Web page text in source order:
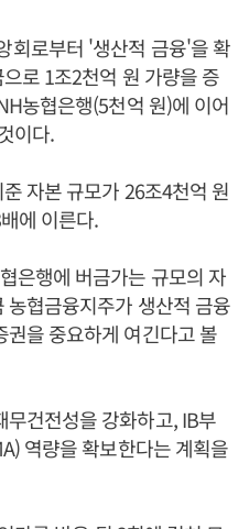
회로부터 '생산적 금융'을 확
로 1조2천억 원 가량을 증
농협은행(5천억 원)에 이어
이다.
자본 규모가 26조4천억 원
에 이른다.
은행에 버금가는 규모의 자
협금융지주가 생산적 금융
을 중요하게 여긴다고 볼
건전성을 강화하고, IB부
역량을 확보한다는 계획을